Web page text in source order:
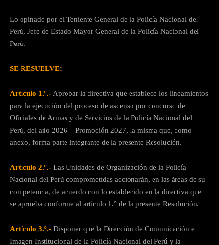
Lo opinado por el Teniente General de la Policía Nacional del
Perú, Jefe de Estado Mayor General de la Policía Nacional del
Perú.
SE RESUELVE:
Artículo 1.°.- Aprobar la directiva que establece los lineamientos
para la ejecución del proceso de ascenso por concurso de
Oficiales de Armas y de Servicios de la Policía Nacional del
Perú, del año 2026 – Promoción 2027, la misma que, como
anexo, forma parte integrante de la presente Resolución.
Artículo 2.°.- Las Unidades de Organización de la Policía
Nacional del Perú comprometidas accionarán, en las áreas de su
competencia, de acuerdo con lo establecido en la directiva que
se aprueba conforme al artículo 1.° de la presente Resolución.
Artículo 3.°.- Disponer que la Dirección de Comunicación e
Imagen Institucional de la Policía Nacional del Perú y la